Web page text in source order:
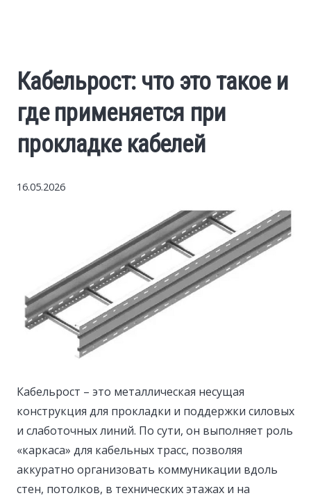
Construction
Auto
Tourism
Кабельрост: что это такое и
где применяется при
прокладке кабелей
16.05.2026
Кабельрост – это металлическая несущая
конструкция для прокладки и поддержки силовых
и слаботочных линий. По сути, он выполняет роль
«каркаса» для кабельных трасс, позволяя
аккуратно организовать коммуникации вдоль
стен, потолков, в технических этажах и на